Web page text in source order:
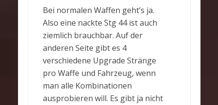
Bei normalen Waffen geht’s ja.
Also eine nackte Stg 44 ist auch
ziemlich brauchbar. Auf der
anderen Seite gibt es 4
verschiedene Upgrade Stränge
pro Waffe und Fahrzeug, wenn
man alle Kombinationen
ausprobieren will. Es gibt ja nicht